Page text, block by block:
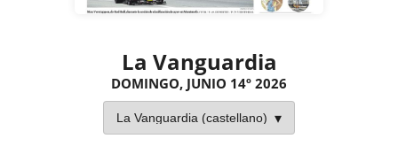
La Vanguardia
DOMINGO, JUNIO 14º 2026